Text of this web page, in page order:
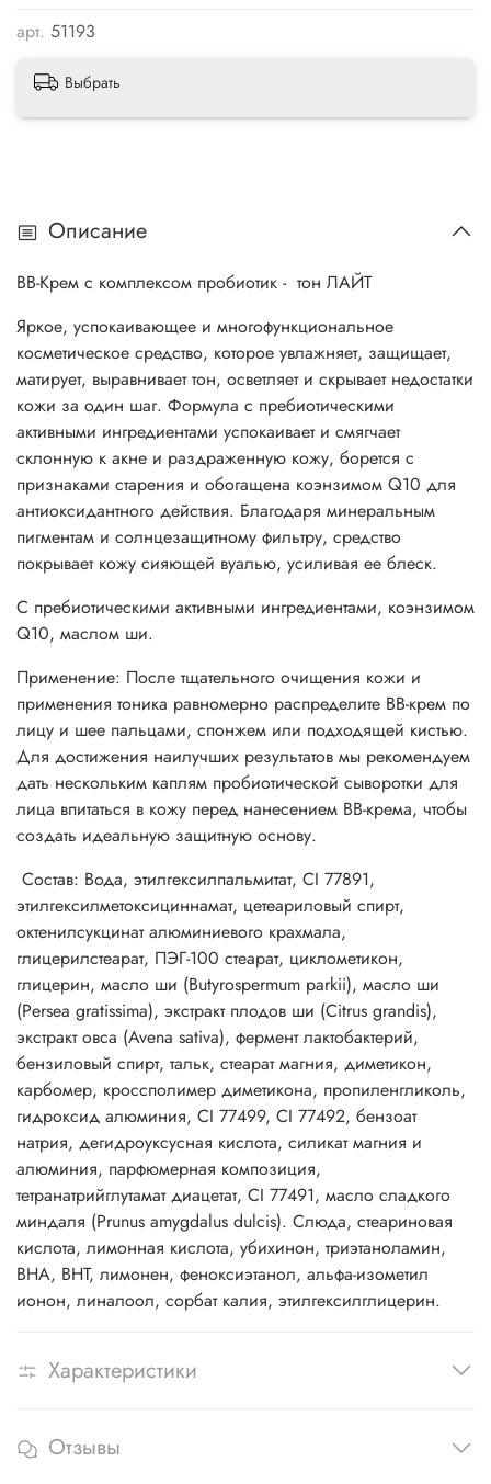
арт. 51193
Выбрать
Описание
BB-Крем с комплексом пробиотик - тон ЛАЙТ
Яркое, успокаивающее и многофункциональное
косметическое средство, которое увлажняет, защищает,
матирует, выравнивает тон, осветляет и скрывает недостатки
кожи за один шаг. Формула с пребиотическими
активными ингредиентами успокаивает и смягчает
склонную к акне и раздраженную кожу, борется с
признаками старения и обогащена коэнзимом Q10 для
антиоксидантного действия. Благодаря минеральным
пигментам и солнцезащитному фильтру, средство
покрывает кожу сияющей вуалью, усиливая ее блеск.
С пребиотическими активными ингредиентами, коэнзимом
Q10, маслом ши.
Применение: После тщательного очищения кожи и
применения тоника равномерно распределите BB-крем по
лицу и шее пальцами, спонжем или подходящей кистью.
Для достижения наилучших результатов мы рекомендуем
дать нескольким каплям пробиотической сыворотки для
лица впитаться в кожу перед нанесением BB-крема, чтобы
создать идеальную защитную основу.
Состав: Вода, этилгексилпальмитат, CI 77891,
этилгексилметоксициннамат, цетеариловый спирт,
октенилсукцинат алюминиевого крахмала,
глицерилстеарат, ПЭГ-100 стеарат, циклометикон,
глицерин, масло ши (Butyrospermum parkii), масло ши
(Persea gratissima), экстракт плодов ши (Citrus grandis),
экстракт овса (Avena sativa), фермент лактобактерий,
бензиловый спирт, тальк, стеарат магния, диметикон,
карбомер, кроссполимер диметикона, пропиленгликоль,
гидроксид алюминия, CI 77499, CI 77492, бензоат
натрия, дегидроуксусная кислота, силикат магния и
алюминия, парфюмерная композиция,
тетранатрийглутамат диацетат, CI 77491, масло сладкого
миндаля (Prunus amygdalus dulcis). Слюда, стеариновая
кислота, лимонная кислота, убихинон, триэтаноламин,
BHA, BHT, лимонен, феноксиэтанол, альфа-изометил
ионон, линалоол, сорбат калия, этилгексилглицерин.
Характеристики
Отзывы